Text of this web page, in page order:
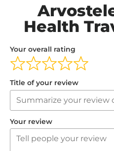
Health
Your overall rating
Title of your review
Your review